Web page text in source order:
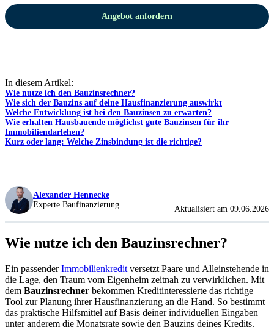
Angebot anfordern
In diesem Artikel:
Wie nutze ich den Bauzinsrechner?
Wie sich der Bauzins auf deine Hausfinanzierung auswirkt
Welche Entwicklung ist bei den Bauzinsen zu erwarten?
Wie erhalten Hausbauende möglichst gute Bauzinsen für ihr
Immobiliendarlehen?
Kurz oder lang: Welche Zinsbindung ist die richtige?
Alexander Hennecke
Experte Baufinanzierung
Aktualisiert am 09.06.2026
Wie nutze ich den Bauzinsrechner?
Ein passenderImmobilienkredit versetzt Paare und Alleinstehende in
die Lage, den Traum vom Eigenheim zeitnah zu verwirklichen. Mit
dem Bauzinsrechner bekommen Kreditinteressierte das richtige
Tool zur Planung ihrer Hausfinanzierung an die Hand. So bestimmt
das praktische Hilfsmittel auf Basis deiner individuellen Eingaben
unter anderem die Monatsrate sowie den Bauzins deines Kredits.